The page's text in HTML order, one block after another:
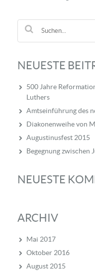
NEUESTE
500 Jahre
Luthers
Amtseinführung des
Diakonenweihe von
Augustinusfest 2015
Begegnung zwischen
NEUESTE
ARCHIV
Mai 2017
Oktober 2016
August 2015